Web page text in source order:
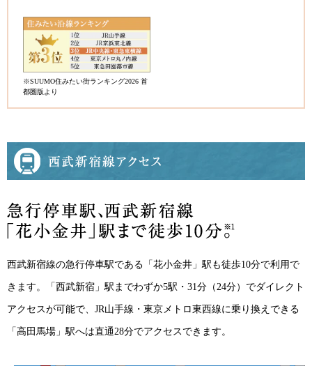
※SUUMO住みたい街ランキング2026 首
都圏版より
西武新宿線の急行停車駅である「花小金井」駅も徒歩10分で利用で
きます。「西武新宿」駅までわずか5駅・31分（24分）でダイレクト
アクセスが可能で、JR山手線・東京メトロ東西線に乗り換えできる
「高田馬場」駅へは直通28分でアクセスできます。